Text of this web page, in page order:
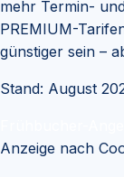
mehr Termin-
PREMIUM-
günstiger sein –
Stand: August
Anzeige nach